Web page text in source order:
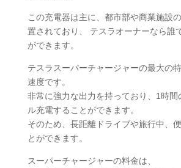
この充電器は主に、都市部や商業施設
置されており、 テスラオーナーなら誰
ができます。
テスラスーパーチャージャーの最大の
速度です。
非常に強力な出力を持っており、1時間
ル充電することができます。
そのため、長距離ドライブや旅行中、
とができます。
スーパーチャージャーの料金は、